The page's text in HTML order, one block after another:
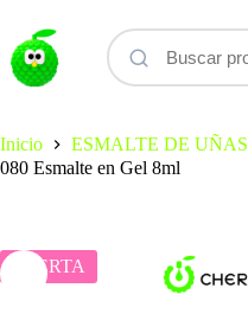
contenido
Inicio
ESMALTE DE UÑAS
080 Esmalte en Gel 8ml
OFERTA